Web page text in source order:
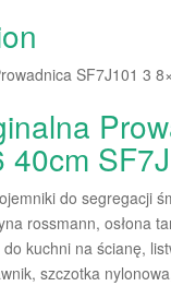
SF7J101 3
40cm
do segregacji
rossmann, osłona
kuchni na ścianę,
szczotka